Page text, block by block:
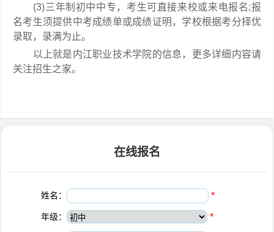
(3)三年制初中中专，考生可直接来校或来电报名;报
名考生须提供中考成绩单或成绩证明，学校根据考分择优
录取，录满为止。
以上就是内江职业技术学院的信息，更多详细内容请
关注招生之家。
在线报名
姓名： *
年级： *